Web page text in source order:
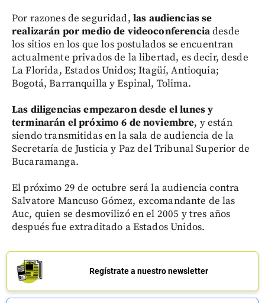
Por razones de seguridad, las audiencias se
realizarán por medio de videoconferenciadesde
los sitios en los que los postulados se encuentran
actualmente privados de la libertad, es decir, desde
La Florida, Estados Unidos; Itagüí, Antioquia;
Bogotá, Barranquilla y Espinal, Tolima.
Las diligencias empezaron desde el lunes y
terminarán el próximo 6 de noviembre, y están
siendo transmitidas en la sala de audiencia de la
Secretaría de Justicia y Paz del Tribunal Superior de
Bucaramanga.
El próximo 29 de octubre será la audiencia contra
Salvatore Mancuso Gómez, excomandante de las
Auc, quien se desmovilizó en el 2005 y tres años
después fue extraditado a Estados Unidos.
Regístrate a nuestro newsletter